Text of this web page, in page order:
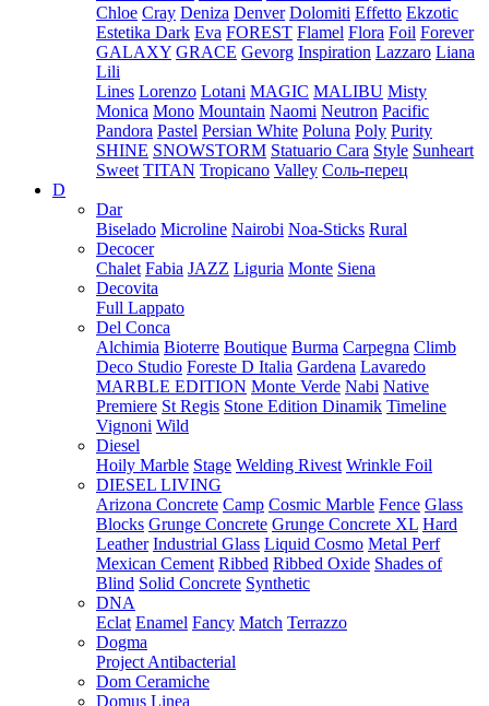
Chloe Cray Deniza Denver Dolomiti Effetto Ekzotic
Estetika Dark Eva FOREST Flamel Flora Foil Forever
GALAXY GRACE Gevorg Inspiration Lazzaro Liana
Lili
Lines Lorenzo Lotani MAGIC MALIBU Misty
Monica Mono Mountain Naomi Neutron Pacific
Pandora Pastel Persian White Poluna Poly Purity
SHINE SNOWSTORM Statuario Cara Style Sunheart
Sweet TITAN Tropicano Valley Соль-перец
D
Dar
Biselado Microline Nairobi Noa-Sticks Rural
Decocer
Chalet Fabia JAZZ Liguria Monte Siena
Decovita
Full Lappato
Del Conca
Alchimia Bioterre Boutique Burma Carpegna Climb
Deco Studio Foreste D Italia Gardena Lavaredo
MARBLE EDITION Monte Verde Nabi Native
Premiere St Regis Stone Edition Dinamik Timeline
Vignoni Wild
Diesel
Hoily Marble Stage Welding Rivest Wrinkle Foil
DIESEL LIVING
Arizona Concrete Camp Cosmic Marble Fence Glass
Blocks Grunge Concrete Grunge Concrete XL Hard
Leather Industrial Glass Liquid Cosmo Metal Perf
Mexican Cement Ribbed Ribbed Oxide Shades of
Blind Solid Concrete Synthetic
DNA
Eclat Enamel Fancy Match Terrazzo
Dogma
Project Antibacterial
Dom Ceramiche
Domus Linea